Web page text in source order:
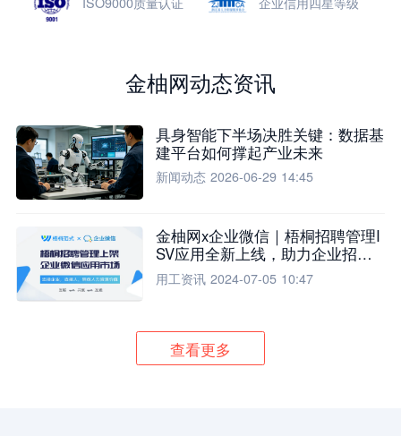
金柚网动态资讯
具身智能下半场决胜关键：数据基
建平台如何撑起产业未来
新闻动态 2026-06-29 14:45
金柚网x企业微信｜梧桐招聘管理I
SV应用全新上线，助力企业招聘
流程全面升级
用工资讯 2024-07-05 10:47
查看更多